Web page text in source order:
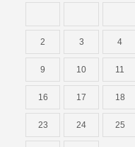
2 3 4
9 10 11
16 17 18
23 24 25